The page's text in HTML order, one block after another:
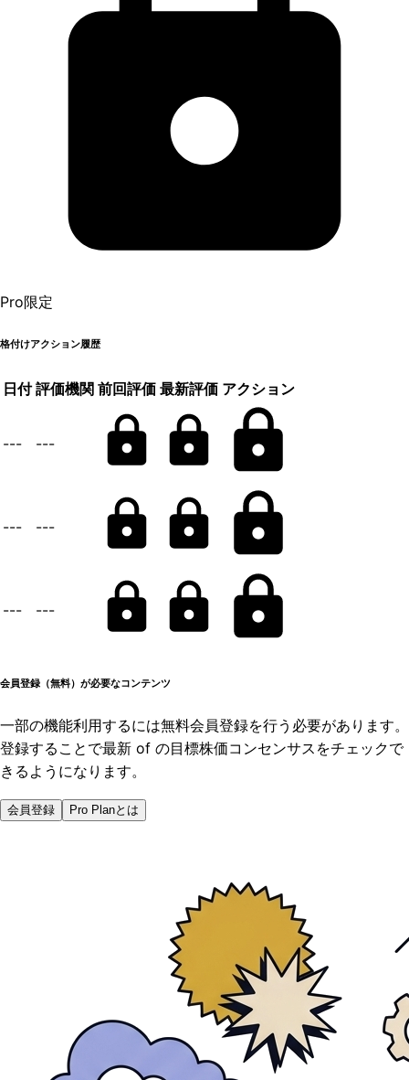
Pro限定
格付けアクション履歴
日付 評価機関 前回評価 最新評価 アクション
--- ---
--- ---
--- ---
会員登録（無料）が必要なコンテンツ
一部の機能利用するには無料会員登録を行う必要があります。
登録することで最新 of の目標株価コンセンサスをチェックで
きるようになります。
会員登録 Pro Planとは